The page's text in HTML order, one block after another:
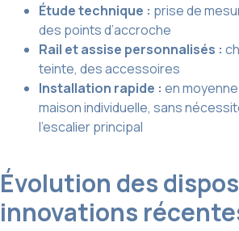
Étude technique : prise de
des points d’accroche
Rail et assise personnalisés :
teinte, des accessoires
Installation rapide : en
maison individuelle, sans
l’escalier principal
Évolution des
innovations